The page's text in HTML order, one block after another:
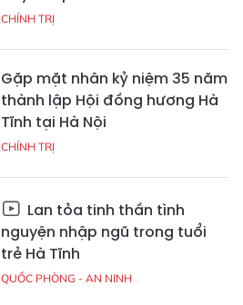
CHÍNH TRỊ
Gặp mặt nhân kỷ niệm 35 năm
thành lập Hội đồng hương Hà
Tĩnh tại Hà Nội
CHÍNH TRỊ
Lan tỏa tinh thần tình
nguyện nhập ngũ trong tuổi
trẻ Hà Tĩnh
QUỐC PHÒNG - AN NINH